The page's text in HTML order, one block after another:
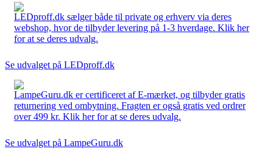
LEDproff.dk sælger både til private og erhverv via deres
webshop, hvor de tilbyder levering på 1-3 hverdage. Klik her
for at se deres udvalg.
Se udvalget på LEDproff.dk
LampeGuru.dk er certificeret af E-mærket, og tilbyder gratis
returnering ved ombytning. Fragten er også gratis ved ordrer
over 499 kr. Klik her for at se deres udvalg.
Se udvalget på LampeGuru.dk